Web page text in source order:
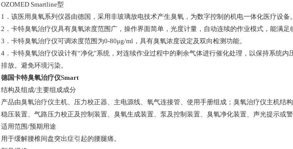
OZOMED Smartline型
1．该医用臭氧系列仪器由德国，采用非玻璃放电技术产生臭氧，为数字控制的机电一体化医疗设备。
2．卡特臭氧治疗仪具有臭氧浓度范围广，操作界面简单，光度计量，自动连续的作业模式，能满足
3．卡特臭氧治疗仪可调浓度范围为0-80μg/ml，具有臭氧浓度设定及双向检测功能。
4．卡特臭氧治疗仪设计有“净化"系统，对连续作业过程中的剩余气体进行催化处理，以保持系统
排放。避免环境污染。
德国卡特臭氧治疗仪Smart
结构及组成/主要组成成分
产品由臭氧治疗仪主机、压力校正器、主电源线、氧气连接管、使用手册组成；臭氧治疗仪主机结
稳压装置、气路压力校正及控制装置、臭氧生成装置、泵及控制装置、臭氧净化装置、声光提示或警
适用范围/预期用途
用于缓解腰椎间盘突出症引起的腰腿痛。